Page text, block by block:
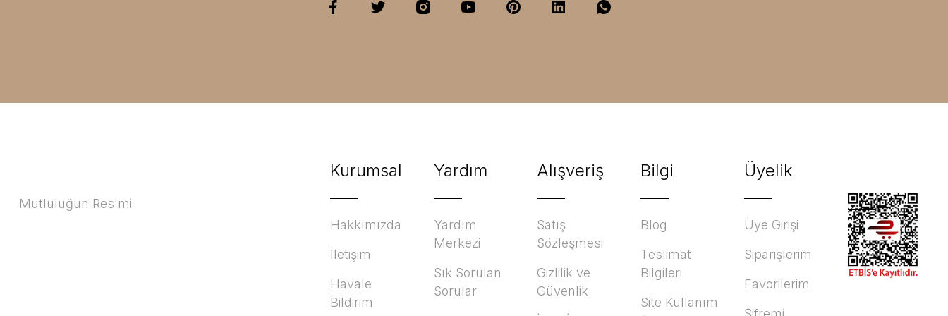
Mutluluğun Res'mi
Kurumsal
Hakkımızda
İletişim
Havale
Bildirim
Yardım
Yardım
Merkezi
Sık Sorulan
Sorular
Alışveriş
Satış
Sözleşmesi
Gizlilik ve
Güvenlik
Bilgi
Blog
Teslimat
Bilgileri
Site Kullanım
Üyelik
Üye Girişi
Siparişlerim
Favorilerim